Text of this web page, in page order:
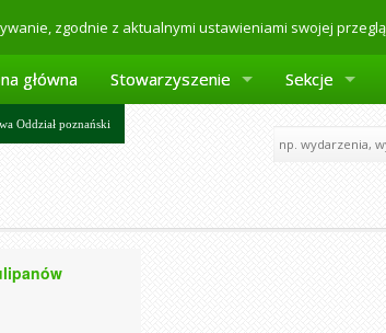
główna Stowarzyszenie Sekcje
Oddział poznański
zgodnie z aktualnymi ustawieniami swojej